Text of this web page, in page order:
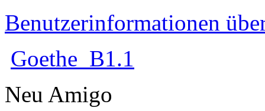
Benutzerinformationen
Goethe_B1.1
Neu Amigo